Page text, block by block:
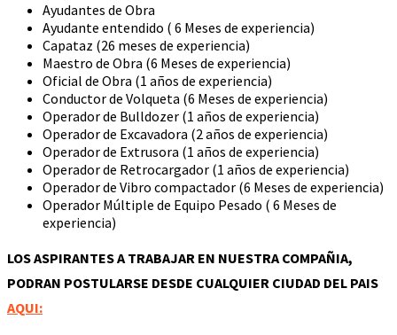
Ayudantes de Obra
Ayudante entendido ( 6 Meses de experiencia)
Capataz (26 meses de experiencia)
Maestro de Obra (6 Meses de experiencia)
Oficial de Obra (1 años de experiencia)
Conductor de Volqueta (6 Meses de experiencia)
Operador de Bulldozer (1 años de experiencia)
Operador de Excavadora (2 años de experiencia)
Operador de Extrusora (1 años de experiencia)
Operador de Retrocargador (1 años de experiencia)
Operador de Vibro compactador (6 Meses de experiencia)
Operador Múltiple de Equipo Pesado ( 6 Meses de
experiencia)
LOS ASPIRANTES A TRABAJAR EN NUESTRA COMPAÑIA,
PODRAN POSTULARSE DESDE CUALQUIER CIUDAD DEL PAIS
AQUI: